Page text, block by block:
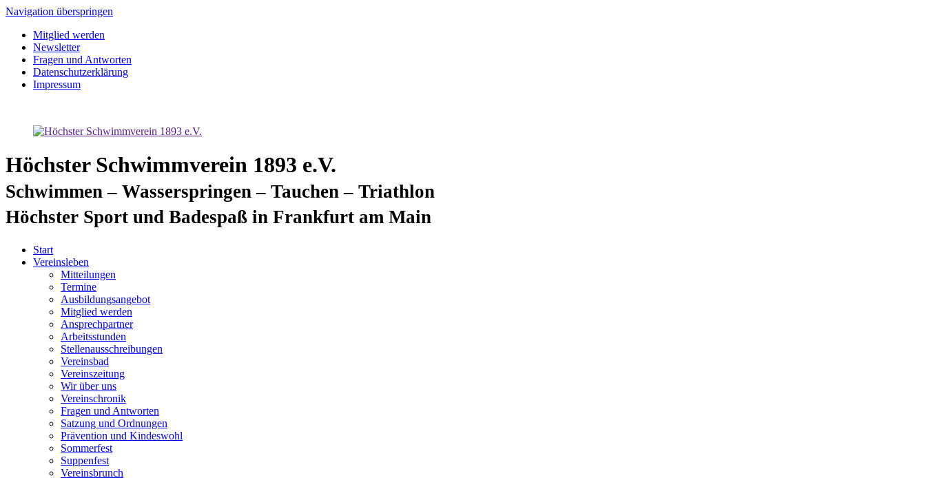
Navigation überspringen
Mitglied werden
Newsletter
Fragen und Antworten
Datenschutzerklärung
Impressum
Höchster Schwimmverein 1893 e.V.
Schwimmen – Wasserspringen – Tauchen – Triathlon
Höchster Sport und Badespaß in Frankfurt am Main
Start
Vereinsleben
Mitteilungen
Termine
Ausbildungsangebot
Mitglied werden
Ansprechpartner
Arbeitsstunden
Stellenausschreibungen
Vereinsbad
Vereinszeitung
Wir über uns
Vereinschronik
Fragen und Antworten
Satzung und Ordnungen
Prävention und Kindeswohl
Sommerfest
Suppenfest
Vereinsbrunch